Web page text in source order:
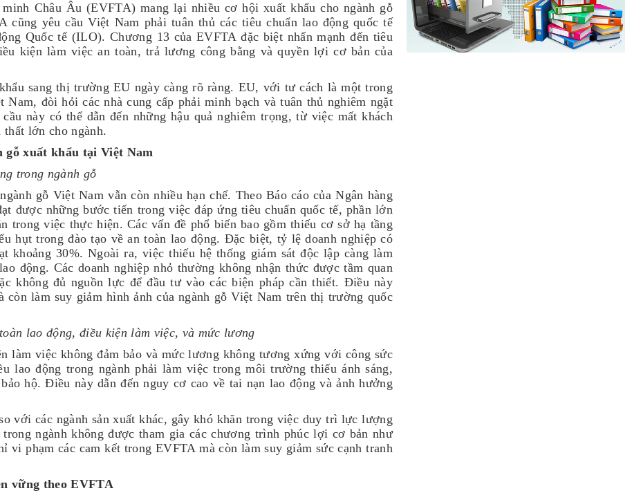
Châu Âu (EVFTA) mang lại nhiều cơ hội xuất khẩu cho ngành gỗ
cũng yêu cầu Việt Nam phải tuân thủ các tiêu chuẩn lao động quốc tế
Quốc tế (ILO). Chương 13 của EVFTA đặc biệt nhấn mạnh đến tiêu
kiện làm việc an toàn, trả lương công bằng và quyền lợi cơ bản của
sang thị trường EU ngày càng rõ ràng. EU, với tư cách là một trong
đòi hỏi các nhà cung cấp phải minh bạch và tuân thủ nghiêm ngặt
này có thể dẫn đến những hậu quả nghiêm trọng, từ việc mất khách
lớn cho ngành.
gỗ xuất khẩu tại Việt Nam
trong ngành gỗ
gỗ Việt Nam vẫn còn nhiều hạn chế. Theo Báo cáo của Ngân hàng
được những bước tiến trong việc đáp ứng tiêu chuẩn quốc tế, phần lớn
trong việc thực hiện. Các vấn đề phổ biến bao gồm thiếu cơ sở hạ tầng
hụt trong đào tạo về an toàn lao động. Đặc biệt, tỷ lệ doanh nghiệp có
khoảng 30%. Ngoài ra, việc thiếu hệ thống giám sát độc lập càng làm
động. Các doanh nghiệp nhỏ thường không nhận thức được tầm quan
không đủ nguồn lực để đầu tư vào các biện pháp cần thiết. Điều này
làm suy giảm hình ảnh của ngành gỗ Việt Nam trên thị trường quốc
lao động, điều kiện làm việc, và mức lương
làm việc không đảm bảo và mức lương không tương xứng với công sức
lao động trong ngành phải làm việc trong môi trường thiếu ánh sáng,
hộ. Điều này dẫn đến nguy cơ cao về tai nạn lao động và ảnh hưởng
với các ngành sản xuất khác, gây khó khăn trong việc duy trì lực lượng
ngành không được tham gia các chương trình phúc lợi cơ bản như
vi phạm các cam kết trong EVFTA mà còn làm suy giảm sức cạnh tranh
vững theo EVFTA